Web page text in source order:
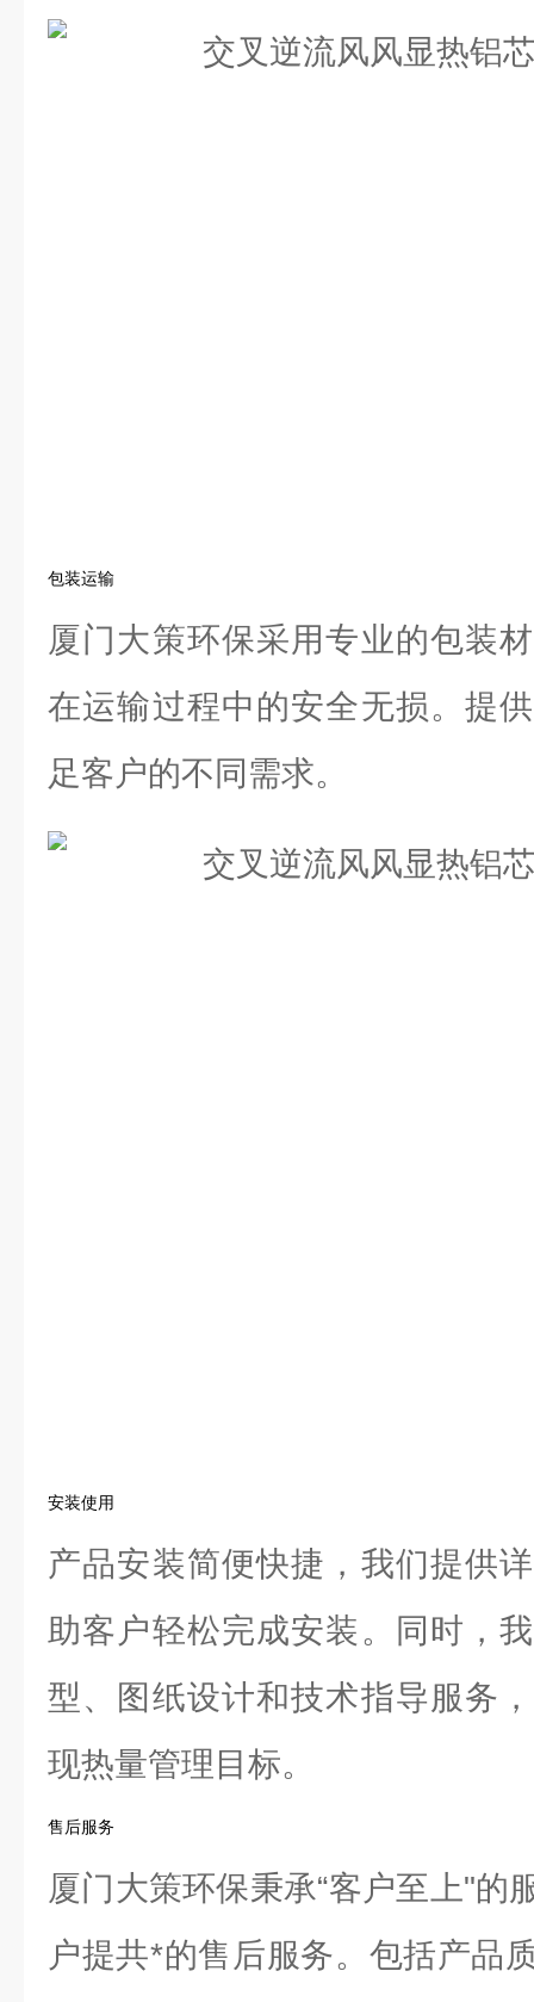
包装运输
厦门大策环保采用专业的包装
在运输过程中的安全无损。提
足客户的不同需求。
安装使用
产品安装简便快捷，我们提供
助客户轻松完成安装。同时，
型、图纸设计和技术指导服务
现热量管理目标。
售后服务
厦门大策环保秉承“客户至上"的
户提共*的售后服务。包括产品